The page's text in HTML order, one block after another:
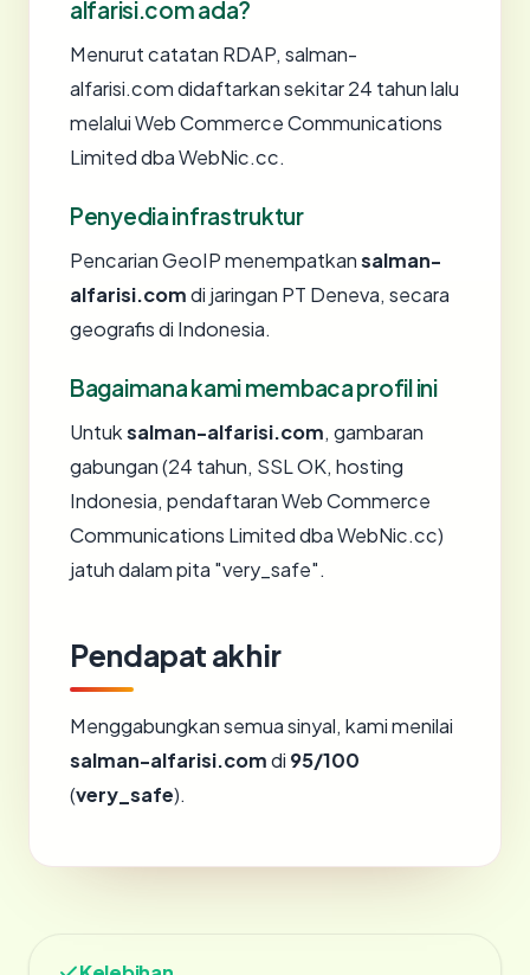
alfarisi.com ada?
Menurut catatan RDAP, salman-
alfarisi.com didaftarkan sekitar 24 tahun lalu
melalui Web Commerce Communications
Limited dba WebNic.cc.
Penyedia infrastruktur
Pencarian GeoIP menempatkansalman-
alfarisi.comdi jaringan PT Deneva, secara
geografis di Indonesia.
Bagaimana kami membaca profil ini
Untuksalman-alfarisi.com, gambaran
gabungan (24 tahun, SSL OK, hosting
Indonesia, pendaftaran Web Commerce
Communications Limited dba WebNic.cc)
jatuh dalam pita "very_safe".
Pendapat akhir
Menggabungkan semua sinyal, kami menilai
salman-alfarisi.comdi 95/100
(very_safe).